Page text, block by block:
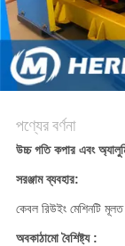
পণ্যের বর্ণনা
উচ্চ গতি কপার এবং
সরঞ্জাম ব্যবহার:
কেবল রিউইং মেশিনটি মূলত
অবকাঠামো বৈশিষ্ট্য :